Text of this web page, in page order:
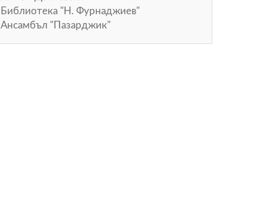
Библиотека "Н. Фурнаджиев"
Ансамбъл "Пазарджик"